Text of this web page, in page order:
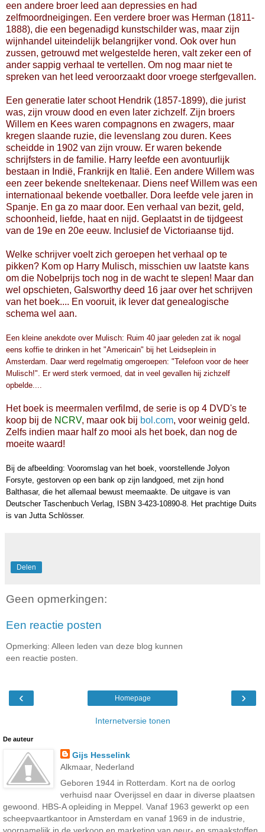
een andere broer leed aan depressies en had
zelfmoordneigingen. Een verdere broer was Herman (1811-
1888), die een begenadigd kunstschilder was, maar zijn
wijnhandel uiteindelijk belangrijker vond. Ook over hun
zussen, getrouwd met welgestelde heren, valt zeker een of
ander sappig verhaal te vertellen. Om nog maar niet te
spreken van het leed veroorzaakt door vroege sterfgevallen.
Een generatie later schoot Hendrik (1857-1899), die jurist
was, zijn vrouw dood en even later zichzelf. Zijn broers
Willem en Kees waren compagnons en zwagers, maar
kregen slaande ruzie, die levenslang zou duren. Kees
scheidde in 1902 van zijn vrouw. Er waren bekende
schrijfsters in de familie. Harry leefde een avontuurlijk
bestaan in Indië, Frankrijk en Italië. Een andere Willem was
een zeer bekende sneltekenaar. Diens neef Willem was een
internationaal bekende voetballer. Dora leefde vele jaren in
Spanje. En ga zo maar door. Een verhaal van bezit, geld,
schoonheid, liefde, haat en nijd. Geplaatst in de tijdgeest
van de 19e en 20e eeuw. Inclusief de Victoriaanse tijd.
Welke schrijver voelt zich geroepen het verhaal op te
pikken? Kom op Harry Mulisch, misschien uw laatste kans
om die Nobelprijs toch nog in de wacht te slepen! Maar dan
wel opschieten, Galsworthy deed 16 jaar over het schrijven
van het boek.... En vooruit, ik lever dat genealogische
schema wel aan.
Een kleine anekdote over Mulisch: Ruim 40 jaar geleden zat ik nogal
eens koffie te drinken in het "Americain" bij het Leidseplein in
Amsterdam. Daar werd regelmatig omgeroepen: "Telefoon voor de heer
Mulisch!". Er werd sterk vermoed, dat in veel gevallen hij zichzelf
opbelde....
Het boek is meermalen verfilmd, de serie is op 4 DVD's te
koop bij de NCRV, maar ook bij bol.com, voor weinig geld.
Zelfs indien maar half zo mooi als het boek, dan nog de
moeite waard!
Bij de afbeelding: Vooromslag van het boek, voorstellende Jolyon
Forsyte, gestorven op een bank op zijn landgoed, met zijn hond
Balthasar, die het allemaal bewust meemaakte. De uitgave is van
Deutscher Taschenbuch Verlag, ISBN 3-423-10890-8. Het prachtige Duits
is van Jutta Schlösser.
Delen
Geen opmerkingen:
Een reactie posten
Opmerking: Alleen leden van deze blog kunnen
een reactie posten.
‹ ›
Homepage
Internetversie tonen
De auteur
Gijs Hesselink
Alkmaar, Nederland
Geboren 1944 in Rotterdam. Kort na de oorlog
verhuisd naar Overijssel en daar in diverse plaatsen
gewoond. HBS-A opleiding in Meppel. Vanaf 1963 gewerkt op een
scheepvaartkantoor in Amsterdam en vanaf 1969 in de industrie,
voornamelijk in de verkoop en marketing van geur- en smaakstoffen